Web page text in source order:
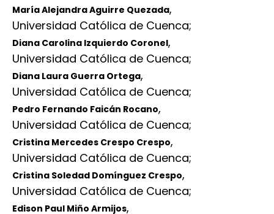
María Alejandra Aguirre Quezada,
Universidad Católica de Cuenca;
Diana Carolina Izquierdo Coronel,
Universidad Católica de Cuenca;
Diana Laura Guerra Ortega,
Universidad Católica de Cuenca;
Pedro Fernando Faicán Rocano,
Universidad Católica de Cuenca;
Cristina Mercedes Crespo Crespo,
Universidad Católica de Cuenca;
Cristina Soledad Domínguez Crespo,
Universidad Católica de Cuenca;
Edison Paul Miño Armijos,